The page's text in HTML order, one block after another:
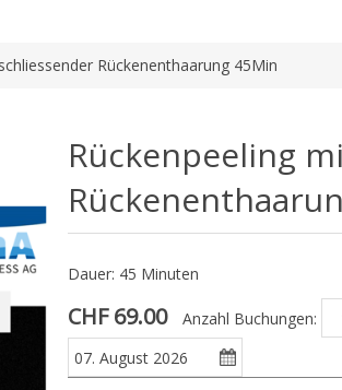
Rückenenthaarung 45Min
Rückenpeeling
Dauer: 45 Minuten
CHF 69.00 Anzahl Buchungen: